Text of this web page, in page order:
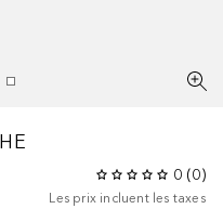
0 (0)
Les prix incluent les taxes